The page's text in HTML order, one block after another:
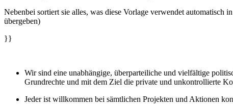
Nebenbei sortiert sie alles, was diese Vorlage verwendet automatisch
übergeben)
}}
Wir sind eine unabhängige, überparteiliche und vielfältige
Grundrechte und mit dem Ziel die private und unkontrollierte
Jeder ist willkommen bei sämtlichen Projekten und Aktionen